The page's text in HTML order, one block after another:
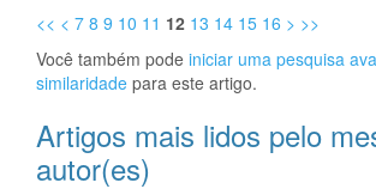
<< < 7 8 9 10 11 12 13 14 15 16 > >>
Você também pode iniciar uma pesquisa
similaridade para este artigo.
Artigos mais lidos pelo
autor(es)